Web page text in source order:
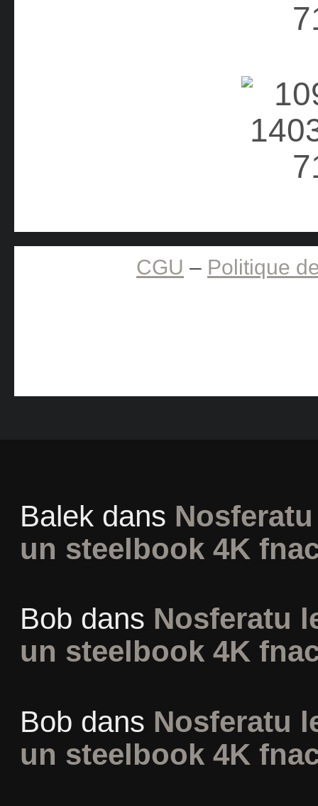
CGU – Politique
Balekdans
un steelbook 4K
Bob dans Nosferatu
un steelbook 4K
Bob dans Nosferatu
un steelbook 4K